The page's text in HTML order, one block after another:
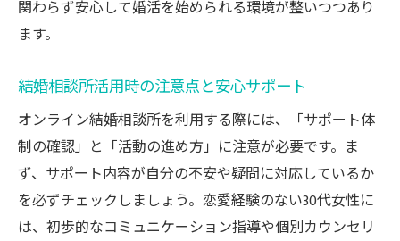
関わらず安心して婚活を始められる環境が整いつつあり
ます。
結婚相談所活用時の注意点と安心サポート
オンライン結婚相談所を利用する際には、「サポート体
制の確認」と「活動の進め方」に注意が必要です。ま
ず、サポート内容が自分の不安や疑問に対応しているか
を必ずチェックしましょう。恋愛経験のない30代女性に
は、初歩的なコミュニケーション指導や個別カウンセリ